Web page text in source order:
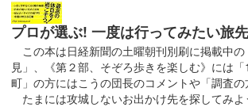
販売終了
登久姫氏による直筆の御城印。
プロが選ぶ! 一度は行ってみたい旅
この本は日経新聞の土曜朝刊別刷に掲載中
見」、《第２部、そぞろ歩きを楽しむ》には
町」の方にはこうの団長のコメントや「調査
たまには攻城しないお出かけ先を探してみ